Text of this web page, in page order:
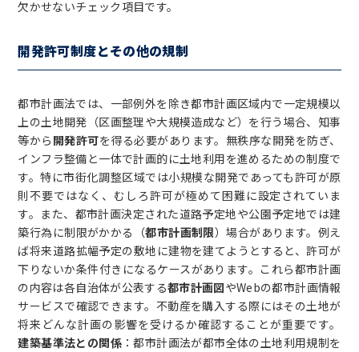
欠かせないチェック項目です。
開発許可制度とその他の規制
都市計画法では、一部例外を除き都市計画区域内で一定規模以
上の土地開発（区画整理や大規模造成など）を行う場合、知事
等から 開発許可を得る必要があります。無秩序な開発を防ぎ、
インフラ整備と一体で計画的に土地利用を進めるための制度で
す。特に市街化調整区域では小規模な開発であっても許可が原
則不要ではなく、むしろ許可が極めて困難に設定されていま
す。また、都市計画決定された道路予定地や公園予定地では建
築行為に制限がかかる（都市計画制限）場合があります。例え
ば将来道路拡幅予定の敷地に建物を建てようとすると、許可が
下りないか条件付きになるケースがあります。これら都市計画
の内容は各自治体が公表する都市計画図やWebの都市計画情報
サービスで確認できます。不動産を購入する際にはその土地が
将来どんな計画の影響を受けるか確認することが重要です。
建築基準法との関係 ：都市計画法が都市全体の土地利用規制を